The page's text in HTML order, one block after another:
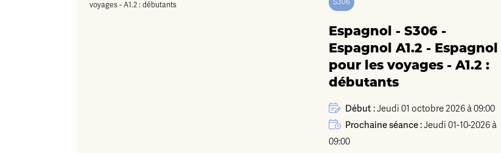
S306
Espagnol - S306 -
Espagnol A1.2 - Espagnol
pour les voyages - A1.2 :
débutants
Début :Jeudi 01 octobre 2026 à 09:00
Prochaine séance :Jeudi 01-10-2026 à
09:00